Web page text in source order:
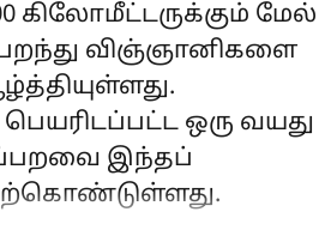
கிலோமீட்டருக்கும் மேல்
விஞ்ஞானிகளை
ஒரு வயது
இந்தப்